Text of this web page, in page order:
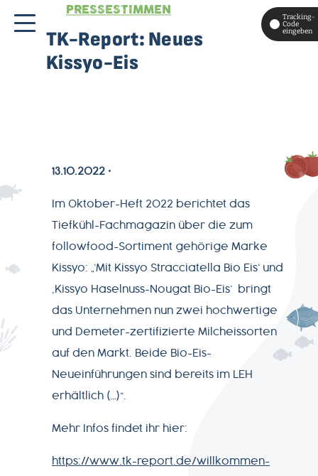
Tracking-
Code
eingeben
MAGAZIN
ÜBER
UNS
PRODUKTWELT
SERVICE
PRESSESTIMMEN
TK-Report: Neues
Kissyo-Eis
13.10.2022
Im Oktober-Heft 2022 berichtet das
Tiefkühl-Fachmagazin über die zum
followfood-Sortiment gehörige Marke
Kissyo: „‘Mit Kissyo Stracciatella Bio Eis‘ und
‚Kissyo Haselnuss-Nougat Bio-Eis‘ bringt
das Unternehmen nun zwei hochwertige
und Demeter-zertifizierte Milcheissorten
auf den Markt. Beide Bio-Eis-
Neueinführungen sind bereits im LEH
erhältlich (…)“.
Mehr Infos findet ihr hier:
https://www.tk-report.de/willkommen-